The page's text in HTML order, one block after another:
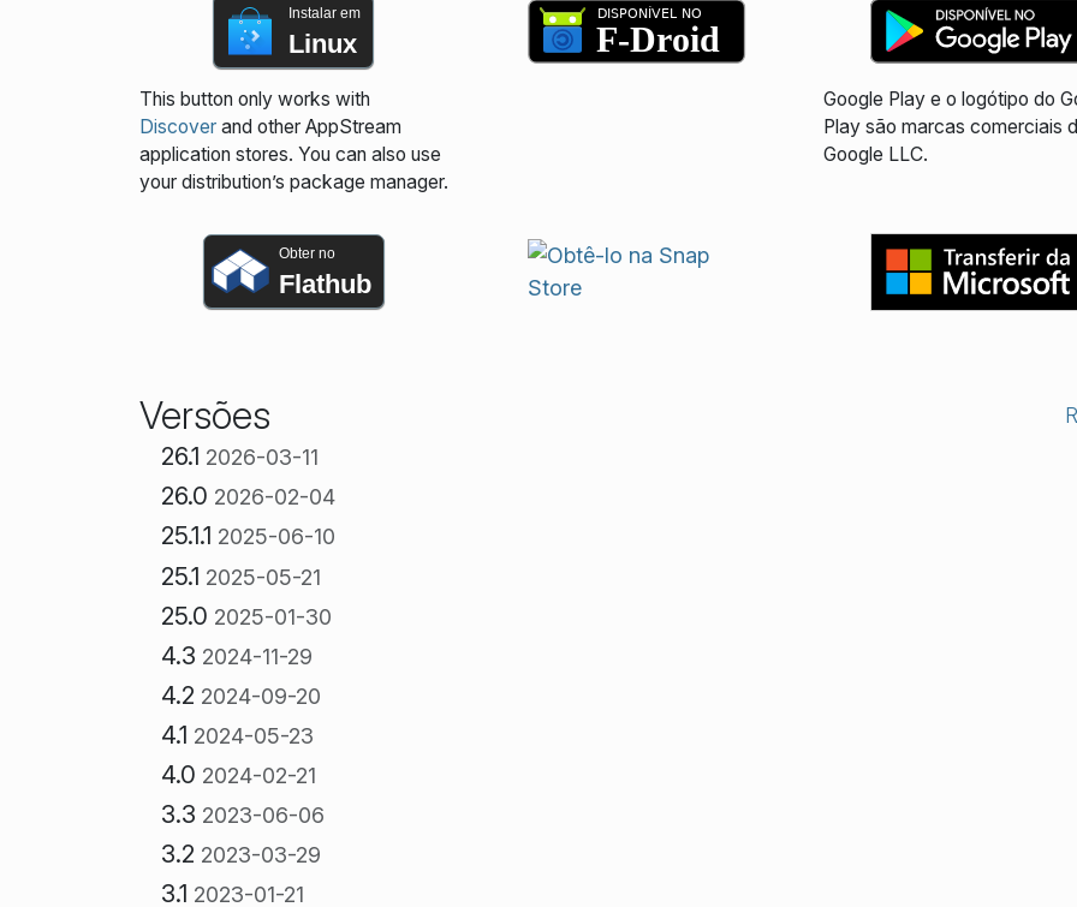
Instalar em
Linux
This button only works with
Discoverand other AppStream
application stores. You can also use
your distribution’s package manager.
Google Play e o logótipo do
Play são marcas comerciais
Google LLC.
Obter no
Flathub
Versões
26.1 2026-03-11
26.0 2026-02-04
25.1.1 2025-06-10
25.1 2025-05-21
25.0 2025-01-30
4.3 2024-11-29
4.2 2024-09-20
4.1 2024-05-23
4.0 2024-02-21
3.3 2023-06-06
3.2 2023-03-29
3.1 2023-01-21